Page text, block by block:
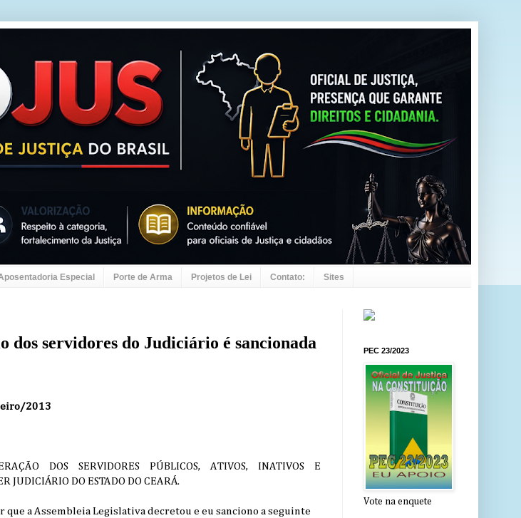
Especial Porte de Arma Projetos de Lei Contato: Sites
dos servidores do Judiciário é sancionada
2013
DOS SERVIDORES PÚBLICOS, ATIVOS, INATIVOS E
JUDICIÁRIO DO ESTADO DO CEARÁ.
que a Assembleia Legislativa decretou e eu sanciono a seguinte
PEC 23/2023
Vote na enquete